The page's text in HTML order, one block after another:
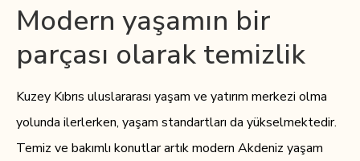
Modern yaşamın bir
parçası olarak temizlik
Kuzey Kıbrıs uluslararası yaşam ve yatırım merkezi olma
yolunda ilerlerken, yaşam standartları da yükselmektedir.
Temiz ve bakımlı konutlar artık modern Akdeniz yaşam